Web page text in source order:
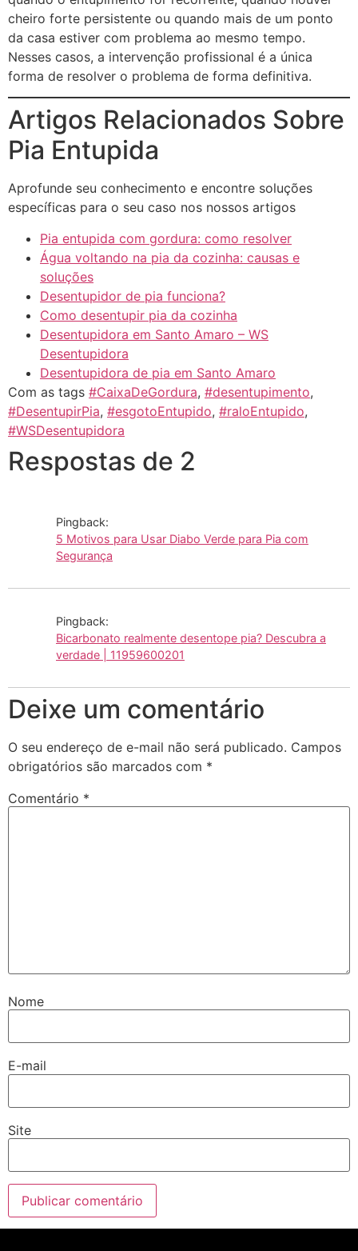
cheiro forte persistente ou quando mais de um ponto
da casa estiver com problema ao mesmo tempo.
Nesses casos, a intervenção profissional é a única
forma de resolver o problema de forma definitiva.
Artigos Relacionados Sobre
Pia Entupida
Aprofunde seu conhecimento e encontre soluções
específicas para o seu caso nos nossos artigos
Pia entupida com gordura: como resolver
Água voltando na pia da cozinha: causas e
soluções
Desentupidor de pia funciona?
Como desentupir pia da cozinha
Desentupidora em Santo Amaro – WS
Desentupidora
Desentupidora de pia em Santo Amaro
Com as tags #CaixaDeGordura, #desentupimento,
#DesentupirPia, #esgotoEntupido, #raloEntupido,
#WSDesentupidora
Respostas de 2
Pingback:
5 Motivos para Usar Diabo Verde para Pia com
Segurança
Pingback:
Bicarbonato realmente desentope pia? Descubra a
verdade | 11959600201
Deixe um comentário
O seu endereço de e-mail não será publicado. Campos
obrigatórios são marcados com *
Comentário *
Nome
E-mail
Site